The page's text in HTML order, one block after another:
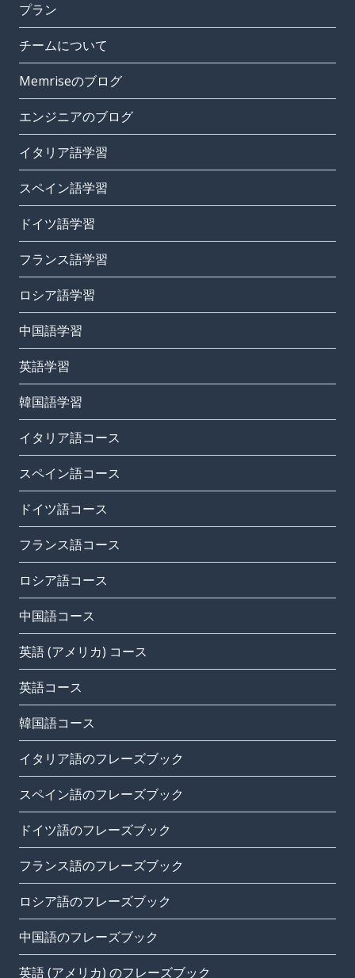
プラン
チームについて
Memriseのブログ
エンジニアのブログ
イタリア語学習
スペイン語学習
ドイツ語学習
フランス語学習
ロシア語学習
中国語学習
英語学習
韓国語学習
イタリア語コース
スペイン語コース
ドイツ語コース
フランス語コース
ロシア語コース
中国語コース
英語 (アメリカ) コース
英語コース
韓国語コース
イタリア語のフレーズブック
スペイン語のフレーズブック
ドイツ語のフレーズブック
フランス語のフレーズブック
ロシア語のフレーズブック
中国語のフレーズブック
英語 (アメリカ) のフレーズブック